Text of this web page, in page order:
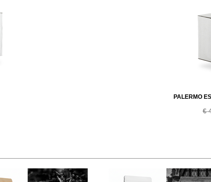
PALERMO
€